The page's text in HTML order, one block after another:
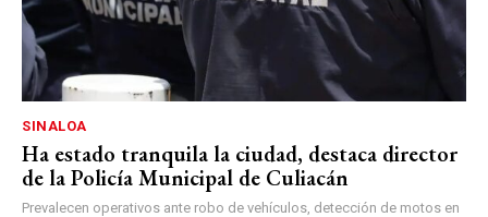
SINALOA
Ha estado tranquila la ciudad, destaca director
de la Policía Municipal de Culiacán
Prevalecen operativos ante robo de vehículos, detección de motos en